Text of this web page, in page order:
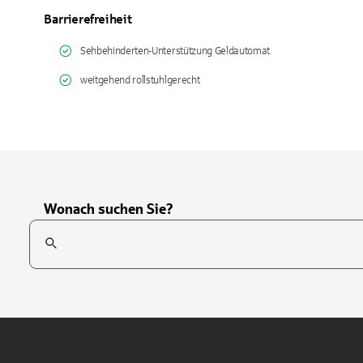
Barrierefreiheit
Sehbehinderten-Unterstützung Geldautomat
weitgehend rollstuhlgerecht
Wonach suchen Sie?
Suchfeld